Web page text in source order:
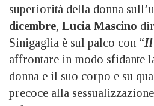
superiorità della donna
dicembre, Lucia Mascino
Sinigaglia è sul palco con “Il
affrontare in modo sfidante
donna e il suo corpo e su
precoce alla